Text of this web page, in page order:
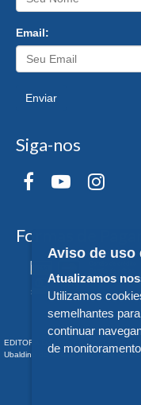
Email:
Enviar
Siga-nos
Formas de
EDITORA DA UNIVERSIDADE
Ubaldino do Amaral, 321 - Alto da
Aviso de uso
Atualizamos
Utilizamos
semelhantes
continuar
de